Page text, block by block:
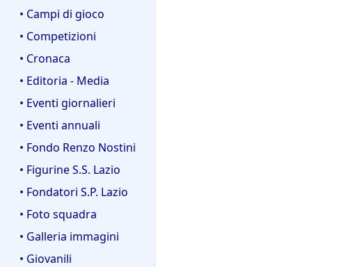
• Campi di gioco
• Competizioni
• Cronaca
• Editoria - Media
• Eventi giornalieri
• Eventi annuali
• Fondo Renzo Nostini
• Figurine S.S. Lazio
• Fondatori S.P. Lazio
• Foto squadra
• Galleria immagini
• Giovanili